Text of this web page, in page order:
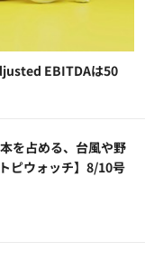
EBITDAは50
を占める、台風や野
ピウォッチ】8/10号